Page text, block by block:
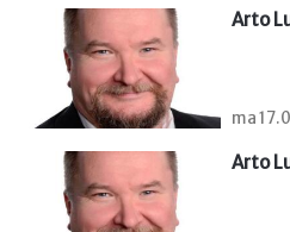
Arto
ma
Arto